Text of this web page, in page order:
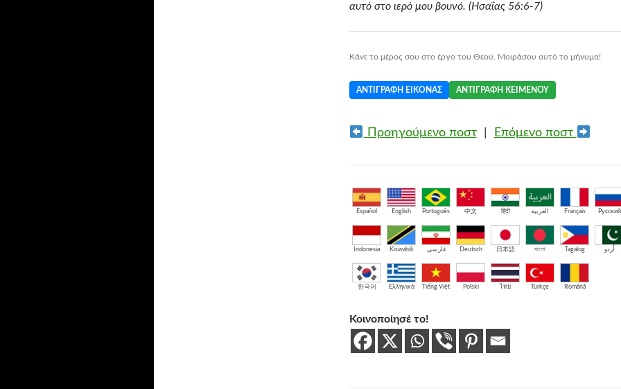
αυτό στο ιερό μου βουνό. (Ησαΐας 56:6-7)
Κάνε το μέρος σου στο έργο του Θεού. Μοιράσου αυτό το μήνυμα!
ΑΝΤΙΓΡΑΦΉ ΕΙΚΌΝΑΣ ΑΝΤΙΓΡΑΦΉ ΚΕΙΜΈΝΟΥ
Προηγούμενο ποστ| Επόμενο ποστ
Español English Português 中文 हिंदी العربية Français Русский
Indonesia Kiswahili فارسی Deutsch 日本語 বাংলা Tagalog اُردو
한국어 Ελληνικά Tiếng Việt Polski ไทย Türkçe Română
Κοινοποίησέ το!